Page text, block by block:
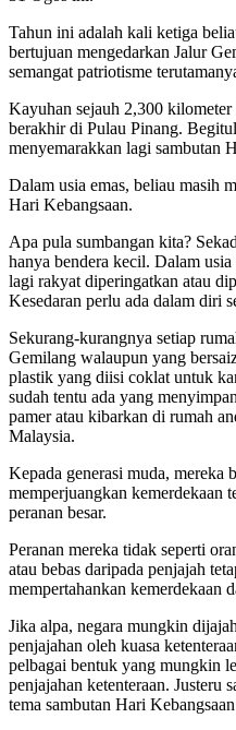
Tahun ini adalah kali ketiga
bertujuan mengedarkan Jalur
semangat patriotisme
Kayuhan sejauh 2,300
berakhir di Pulau Pinang.
menyemarakkan lagi sambutan
Dalam usia emas, beliau masih
Hari Kebangsaan.
Apa pula sumbangan kita?
hanya bendera kecil. Dalam
lagi rakyat diperingatkan atau
Kesedaran perlu ada dalam diri
Sekurang-kurangnya setiap
Gemilang walaupun yang
plastik yang diisi coklat untuk
sudah tentu ada yang
pamer atau kibarkan di rumah
Malaysia.
Kepada generasi muda, mereka
memperjuangkan kemerdekaan
peranan besar.
Peranan mereka tidak seperti
atau bebas daripada penjajah
mempertahankan kemerdekaan
Jika alpa, negara mungkin
penjajahan oleh kuasa
pelbagai bentuk yang mungkin
penjajahan ketenteraan. Justeru
tema sambutan Hari